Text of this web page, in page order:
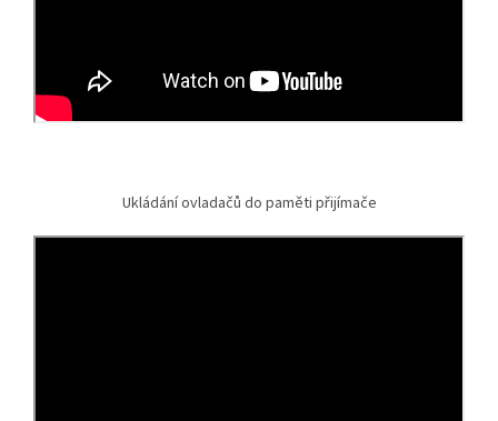
Ukládání ovladačů do paměti přijímače